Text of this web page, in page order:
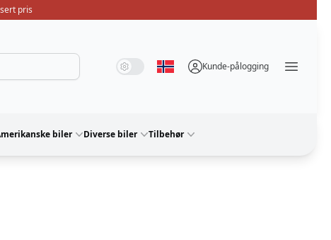
pris
Systemmodus
Lysmodus
Mørk modus
Velg språkKunde-pålogging Menü
biler Diverse biler Tilbehør